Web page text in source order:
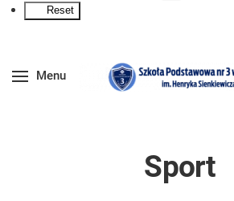
Reset
Menu
Sport